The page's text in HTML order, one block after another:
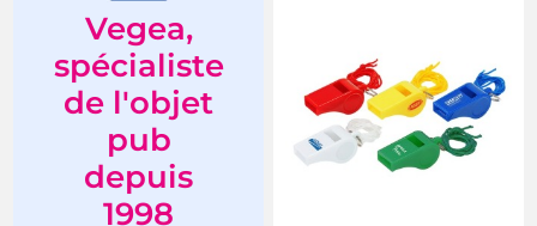
Vegea,
spécialiste
de l'objet
pub
depuis
1998